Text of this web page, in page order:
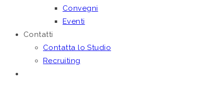
Convegni
Eventi
Contatti
Contatta lo Studio
Recruiting